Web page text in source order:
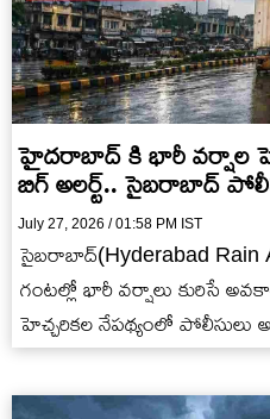
హైదరాబాద్ కి భారీ వర్షాల
బిగ్ అలర్ట్.. సైబరాబాద్
July 27, 2026 / 01:58 PM IST
సైబరాబాద్(Hyderabad
గంటల్లో భారీ వర్షాలు కురిసే
హెచ్చరికల నేపథ్యంలో పోలీసులు